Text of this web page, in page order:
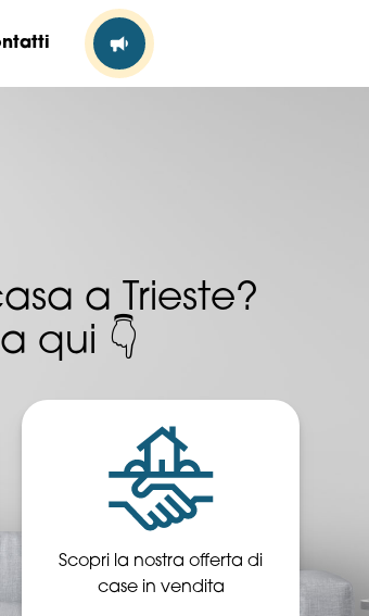
a Trieste?
qui 👇
Scopri la nostra offerta di
case in vendita